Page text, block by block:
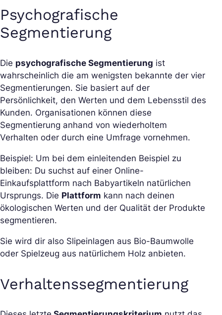
Psychografische
Segmentierung
Die psychografische Segmentierung ist
wahrscheinlich die am wenigsten bekannte der vier
Segmentierungen. Sie basiert auf der
Persönlichkeit, den Werten und dem Lebensstil des
Kunden. Organisationen können diese
Segmentierung anhand von wiederholtem
Verhalten oder durch eine Umfrage vornehmen.
Beispiel: Um bei dem einleitenden Beispiel zu
bleiben: Du suchst auf einer Online-
Einkaufsplattform nach Babyartikeln natürlichen
Ursprungs. Die Plattform kann nach deinen
ökologischen Werten und der Qualität der Produkte
segmentieren.
Sie wird dir also Slipeinlagen aus Bio-Baumwolle
oder Spielzeug aus natürlichem Holz anbieten.
Verhaltenssegmentierung